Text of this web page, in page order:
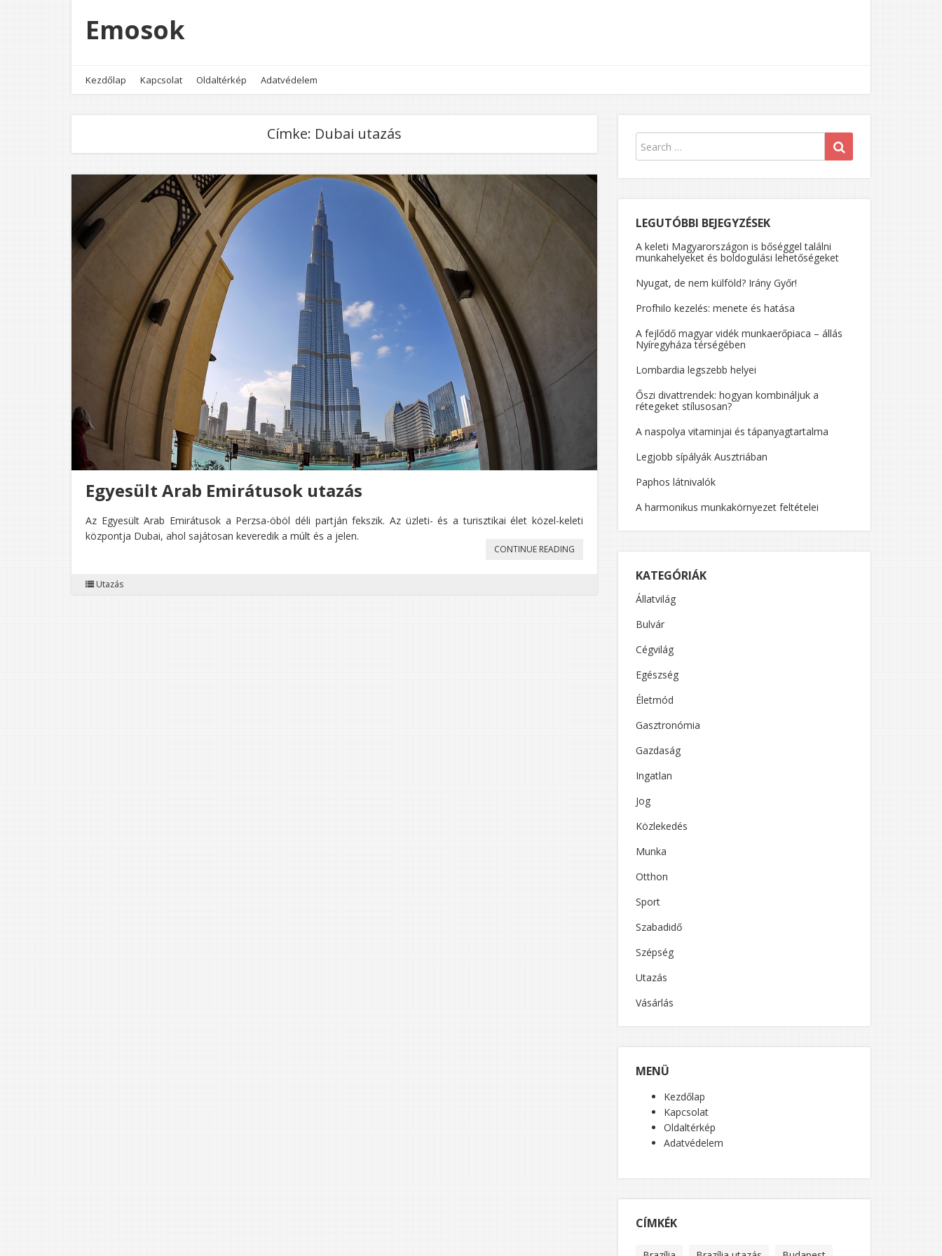
Emosok
Kezdőlap Kapcsolat Oldaltérkép Adatvédelem
Címke: Dubai utazás
Egyesült Arab Emirátusok utazás
Az Egyesült Arab Emirátusok a Perzsa-öböl déli partján fekszik. Az üzleti- és a turisztikai élet közel-keleti
központja Dubai, ahol sajátosan keveredik a múlt és a jelen.
CONTINUE READING
Utazás
LEGUTÓBBI BEJEGYZÉSEK
A keleti Magyarországon is bőséggel találni
munkahelyeket és boldogulási lehetőségeket
Nyugat, de nem külföld? Irány Győr!
Profhilo kezelés: menete és hatása
A fejlődő magyar vidék munkaerőpiaca – állás
Nyíregyháza térségében
Lombardia legszebb helyei
Őszi divattrendek: hogyan kombináljuk a
rétegeket stílusosan?
A naspolya vitaminjai és tápanyagtartalma
Legjobb sípályák Ausztriában
Paphos látnivalók
A harmonikus munkakörnyezet feltételei
KATEGÓRIÁK
Állatvilág
Bulvár
Cégvilág
Egészség
Életmód
Gasztronómia
Gazdaság
Ingatlan
Jog
Közlekedés
Munka
Otthon
Sport
Szabadidő
Szépség
Utazás
Vásárlás
MENÜ
Kezdőlap
Kapcsolat
Oldaltérkép
Adatvédelem
CÍMKÉK